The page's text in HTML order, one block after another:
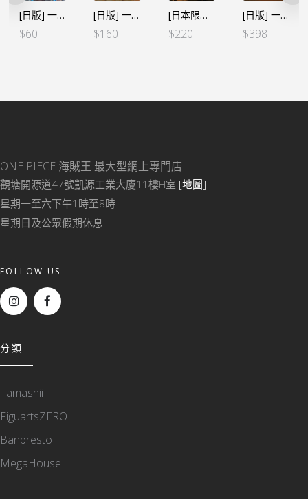
[日版] 一番賞 A3膠枱墊 – 艾斯 ＆ 路飛
$60
[日版] 一番くじ 難攻不落ノ懐刀-G賞 毛巾 (全8種)
$160
[日本限定] 海賊王 惡魔果實 房間小夜燈 – 基德 磁磁果實
$220
[日版] 一番くじ 悪魔を宿す者達VOL.2-Ａ賞 薩波
$398
ONE PIECE 海賊王 最大型網上專門店
觀塘開源道47號凱源工業大廈11樓H室 [地圖]
星期一至六下午1時至8時
星期日及公眾假期休息
FOLLOW US
分類
Tamashii
FiguartsZERO
Banpresto
MegaHouse